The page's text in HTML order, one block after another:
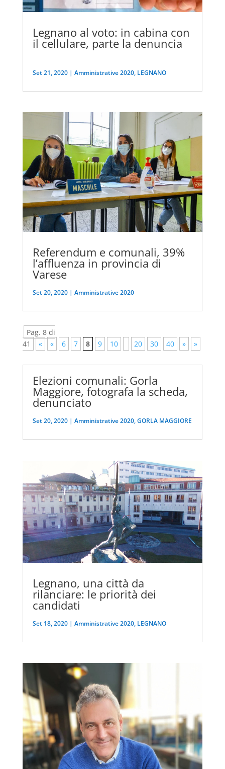
Legnano al voto: in cabina con
il cellulare, parte la denuncia
Set 21, 2020| Amministrative 2020, LEGNANO
Referendum e comunali, 39%
l’affluenza in provincia di
Varese
Set 20, 2020| Amministrative 2020
Pag. 8 di
41
« « 6 7 8 9 10 20 30 40 » »
Elezioni comunali: Gorla
Maggiore, fotografa la scheda,
denunciato
Set 20, 2020| Amministrative 2020,GORLA MAGGIORE
Legnano, una città da
rilanciare: le priorità dei
candidati
Set 18, 2020| Amministrative 2020, LEGNANO